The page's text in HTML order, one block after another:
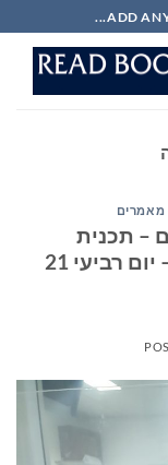
ADD
מאמרים
– תכנית
ראיונות ברדיו קסם 106אפאם – יום רביעי 21